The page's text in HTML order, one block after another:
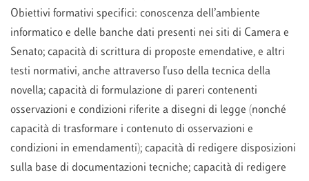
Obiettivi formativi specifici: conoscenza dell’ambiente
informatico e delle banche dati presenti nei siti di Camera e
Senato; capacità di scrittura di proposte emendative, e altri
testi normativi, anche attraverso l'uso della tecnica della
novella; capacità di formulazione di pareri contenenti
osservazioni e condizioni riferite a disegni di legge (nonché
capacità di trasformare i contenuto di osservazioni e
condizioni in emendamenti); capacità di redigere disposizioni
sulla base di documentazioni tecniche; capacità di redigere